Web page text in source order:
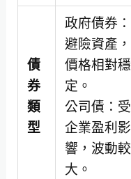
債
券
類
型
政府債券：
避險資產，
價格相對穩
定。
公司債：受
企業盈利影
響，波動較
大。